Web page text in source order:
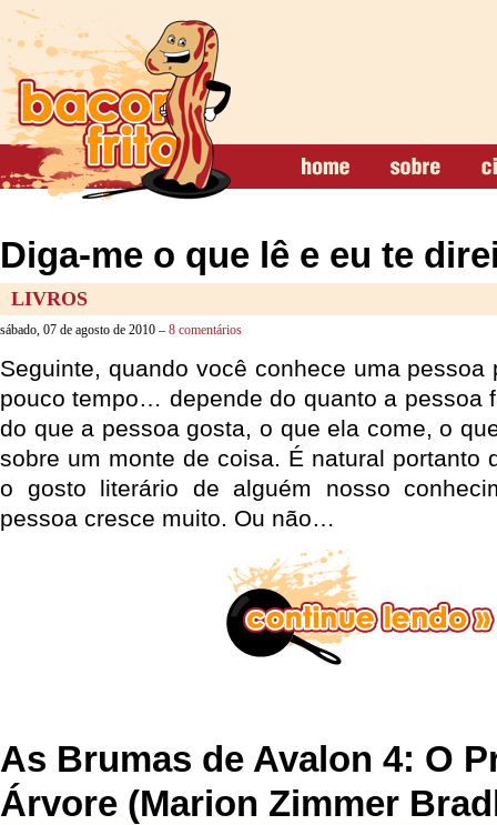
Diga-me o que lê e eu te
LIVROS
sábado, 07 de agosto de 2010 – 8 comentários
Seguinte, quando você conhece uma pessoa
pouco tempo… depende do quanto a pessoa
do que a pessoa gosta, o que ela come, o
sobre um monte de coisa. É natural portanto
o gosto literário de alguém nosso
pessoa cresce muito. Ou não…
As Brumas de Avalon 4: O
Árvore (Marion Zimmer